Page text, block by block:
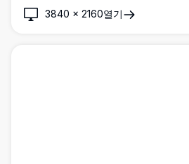
3840 × 2160열기